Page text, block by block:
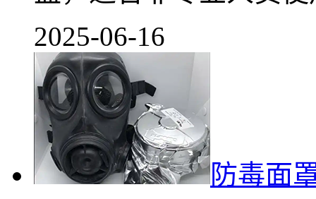
2025-06-16
防毒面